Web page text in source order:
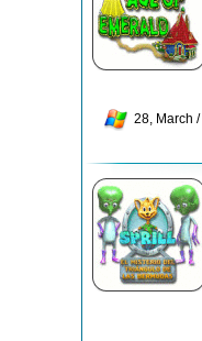
28, March /